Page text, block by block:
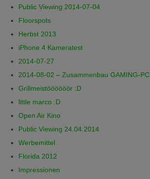
Public Viewing 2014-07-04
Floorspots
Herbst 2013
iPhone 4 Kameratest
2014-07-27
2014-08-02 – Zusammenbau GAMING-PC
Grillmeistöööööör :D
little marco :D
Open Air Kino
Public Viewing 24.04.2014
Werbemittel
Florida 2012
Impressionen